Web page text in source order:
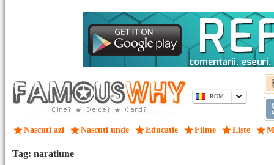
ROM
Nascuti azi Nascuti unde Educatie Filme Liste
Tag: naratiune